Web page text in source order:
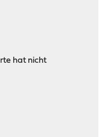
hat nicht